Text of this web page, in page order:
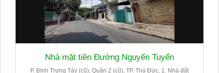
Nhà mặt tiền Đường Nguyển Tuyển
P. Bình Trưng Tây (cũ), Quận 2 (cũ), TP. Thủ Đức, 1. Nhà đất